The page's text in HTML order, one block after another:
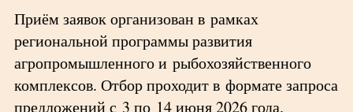
Приём заявок организован в рамках
региональной программы развития
агропромышленного и рыбохозяйственного
комплексов. Отбор проходит в формате запроса
предложений с 3 по 14 июня 2026 года.